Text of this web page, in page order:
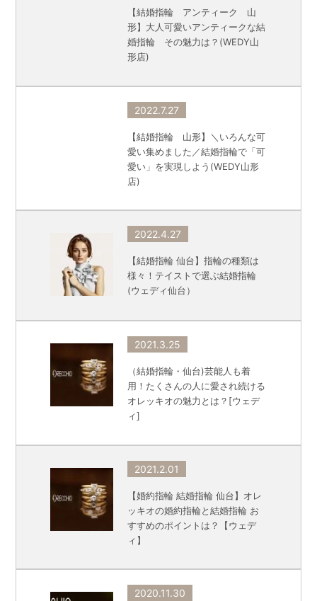
【結婚指輪 アンティーク 山
形】大人可愛いアンティークな結
婚指輪 その魅力は？(WEDY山
形店)
2022.7.27
【結婚指輪 山形】＼いろんな可
愛い集めました／結婚指輪で「可
愛い」を実現しよう(WEDY山形
店)
2022.4.27
【結婚指輪 仙台】指輪の種類は
様々！テイストで選ぶ結婚指輪
(ウェディ仙台）
2021.3.25
（結婚指輪・仙台)芸能人も着
用！たくさんの人に愛され続ける
オレッキオの魅力とは？[ウェデ
ィ]
2021.2.01
【婚約指輪 結婚指輪 仙台】オレ
ッキオの婚約指輪と結婚指輪 お
すすめのポイントは？【ウェデ
ィ】
2020.11.30